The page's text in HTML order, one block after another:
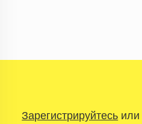
Зарегистрируйтесьили